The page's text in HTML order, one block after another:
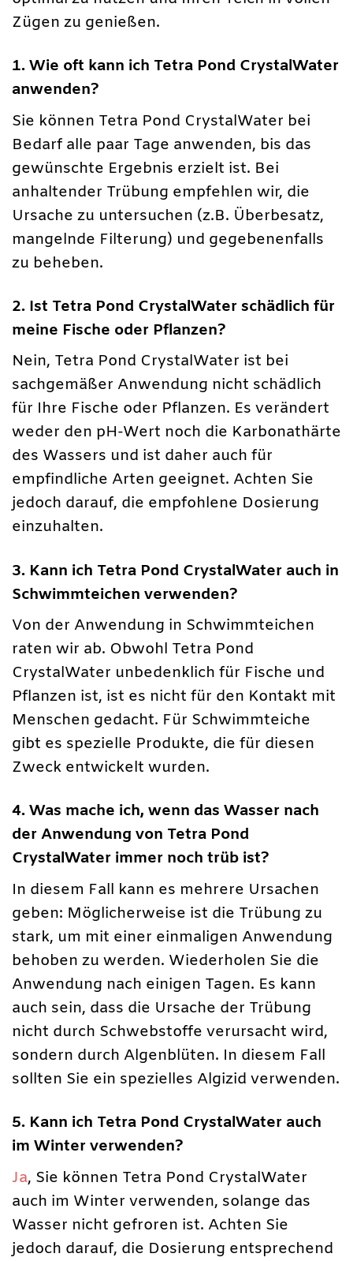
Zügen zu genießen.
1. Wie oft kann ich Tetra Pond CrystalWater
anwenden?
Sie können Tetra Pond CrystalWater bei
Bedarf alle paar Tage anwenden, bis das
gewünschte Ergebnis erzielt ist. Bei
anhaltender Trübung empfehlen wir, die
Ursache zu untersuchen (z.B. Überbesatz,
mangelnde Filterung) und gegebenenfalls
zu beheben.
2. Ist Tetra Pond CrystalWater schädlich für
meine Fische oder Pflanzen?
Nein, Tetra Pond CrystalWater ist bei
sachgemäßer Anwendung nicht schädlich
für Ihre Fische oder Pflanzen. Es verändert
weder den pH-Wert noch die Karbonathärte
des Wassers und ist daher auch für
empfindliche Arten geeignet. Achten Sie
jedoch darauf, die empfohlene Dosierung
einzuhalten.
3. Kann ich Tetra Pond CrystalWater auch in
Schwimmteichen verwenden?
Von der Anwendung in Schwimmteichen
raten wir ab. Obwohl Tetra Pond
CrystalWater unbedenklich für Fische und
Pflanzen ist, ist es nicht für den Kontakt mit
Menschen gedacht. Für Schwimmteiche
gibt es spezielle Produkte, die für diesen
Zweck entwickelt wurden.
4. Was mache ich, wenn das Wasser nach
der Anwendung von Tetra Pond
CrystalWater immer noch trüb ist?
In diesem Fall kann es mehrere Ursachen
geben: Möglicherweise ist die Trübung zu
stark, um mit einer einmaligen Anwendung
behoben zu werden. Wiederholen Sie die
Anwendung nach einigen Tagen. Es kann
auch sein, dass die Ursache der Trübung
nicht durch Schwebstoffe verursacht wird,
sondern durch Algenblüten. In diesem Fall
sollten Sie ein spezielles Algizid verwenden.
5. Kann ich Tetra Pond CrystalWater auch
im Winter verwenden?
Ja, Sie können Tetra Pond CrystalWater
auch im Winter verwenden, solange das
Wasser nicht gefroren ist. Achten Sie
jedoch darauf, die Dosierung entsprechend